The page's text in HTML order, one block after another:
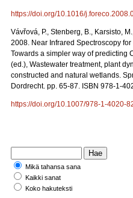
https://doi.org/10.1016/
Vávřová, P., Stenberg, B., Karsisto,
2008. Near Infrared Spectroscopy
Towards a simpler way of predicting
(ed.), Wastewater treatment, plant
constructed and natural wetlands.
Dordrecht. pp. 65-87. ISBN 978-1-
https://doi.org/10.1007/978-1-4020-
Mikä tahansa sana
Kaikki sanat
Koko hakuteksti